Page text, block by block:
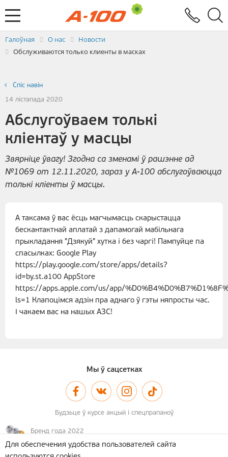
Зваротная сувязь
Паслугi
Заяўка на выстаўленне ЭРФ
Галоўная О нас
Новости
Обслуживаются только клиенты в масках
Спiс навін
14 лістапада 2020
Абслугоўваем толькі
кліентаў у масцы
Звярніце ўвагу! Згодна са зменамі ў рашэнне ад
№1069 от 12.11.2020, зараз у А-100 абслугоўваюцца
толькі кліенты ў масцы.
А таксама ў вас ёсць магчымасць скарыстацца
бескантактнай аплатай з дапамогай мабільнага
прыкладання "Дзякуй" хутка і без чаргі! Пампуйце па
спасылках: Google Play
https://play.google.com/store/apps/details?
id=by.st.a100 AppStore
https://apps.apple.com/us/app/
ls=1 Клапоцiмся адзiн пра аднаго ў гэты няпросты час.
І чакаем вас на нашых АЗС!
Для обеспечения удобства пользователей сайта
Мы ў сацсетках
Будзьце ў курсе акцый і спецпрапаноў
Бренд года 2022